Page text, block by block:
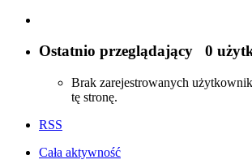
Ostatnio przeglądający 0
Brak zarejestrowanych
tę stronę.
RSS
Cała aktywność